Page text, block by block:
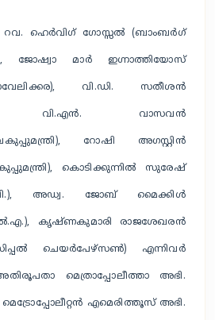
റവ. ഹെർവിഗ് ഗോസ്സൽ (ബാംബർഗ്
ജോഷ്വാ മാർ ഇഗ്നാത്തിയോസ്
വി.ഡി. സതീശൻ
വി.എൻ. വാസവൻ
റോഷി അഗസ്റ്റിൻ
കൊടിക്കുന്നിൽ സുരേഷ്
അഡ്വ. ജോബ് മൈക്കിൾ
കൃഷ്ണകുമാരി രാജശേഖരൻ
ചെയർപേഴ്സൺ) എന്നിവർ
മെത്രാപ്പോലീത്താ അഭി.
എമെരിത്തൂസ് അഭി.